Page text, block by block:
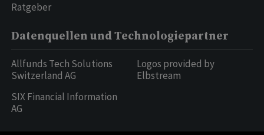
Ratgeber
Datenquellen und Technologiepartner
Allfunds Tech Solutions
Switzerland AG
SIX Financial Information
AG
Logos provided by
Elbstream